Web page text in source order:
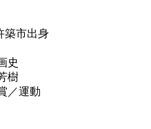
築市出身
史
樹
／運動